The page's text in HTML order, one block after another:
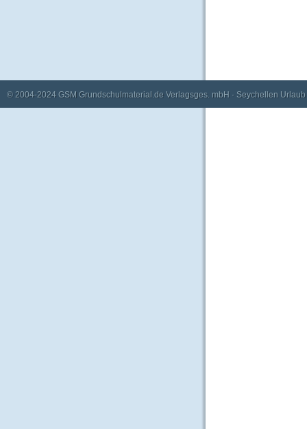
© 2004-2024 GSM Grundschulmaterial.de Verlagsges. mbH · Seychellen Urlaub